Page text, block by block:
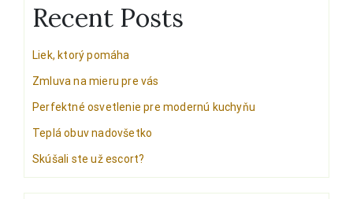
Recent Posts
Liek, ktorý pomáha
Zmluva na mieru pre vás
Perfektné osvetlenie pre modernú kuchyňu
Teplá obuv nadovšetko
Skúšali ste už escort?